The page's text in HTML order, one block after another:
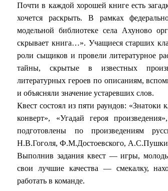
Почти в каждой хорошей книге есть
хочется раскрыть. В рамках
модельной библиотеке села Ахуново
скрывает книга…». Учащиеся старших
роли сыщиков и провели литературное
тайны, скрытые в известных
литературных героев по описаниям,
и объясняли значение устаревших слов.
Квест состоял из пяти раундов:
конверт», «Угадай героя
подготовлены по произведениям
Н.В.Гоголя, Ф.М.Достоевского,
Выполнив задания квест — игры,
свои лучшие качества — смекалку,
работать в команде.